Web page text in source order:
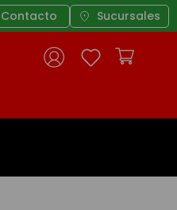
Contacto Sucursales